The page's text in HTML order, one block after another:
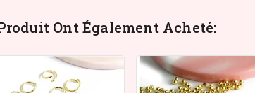
Ont Également Acheté: